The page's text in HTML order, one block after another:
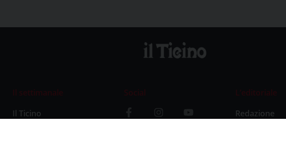
Il settimanale
Il Ticino
Social
L’editoriale
Redazione